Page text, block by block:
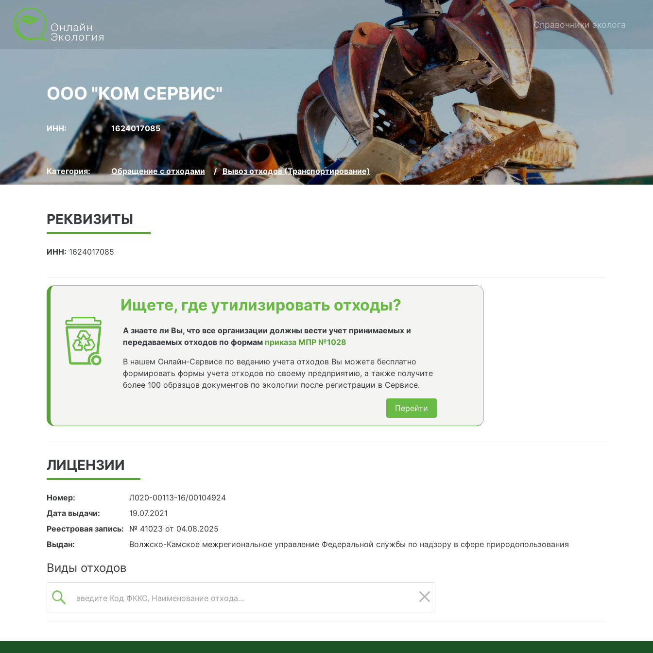
Справочники эколога
ООО "КОМ СЕРВИС"
ИНН: 1624017085
Категория: Обращение с отходами Вывоз отходов (Транспортирование)
РЕКВИЗИТЫ
ИНН: 1624017085
Ищете, где утилизировать отходы?
А знаете ли Вы, что все организации должны вести учет принимаемых и
передаваемых отходов по формам приказа МПР №1028
В нашем Онлайн-Сервисе по ведению учета отходов Вы можете бесплатно
формировать формы учета отходов по своему предприятию, а также получите
более 100 образцов документов по экологии после регистрации в Сервисе.
Перейти
ЛИЦЕНЗИИ
Номер:
Л020-00113-16/00104924
Дата выдачи:
19.07.2021
Реестровая запись:
№ 41023 от 04.08.2025
Выдан:
Волжско-Камское межрегиональное управление Федеральной службы по надзору в сфере природопользования
Виды отходов
введите Код ФККО, Наименование отхода...